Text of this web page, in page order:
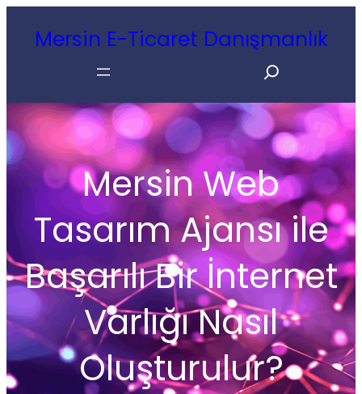
Mersin E-Ticaret Danışmanlık
Search
Mersin Web
Tasarım Ajansı ile
Başarılı Bir İnternet
Varlığı Nasıl
Oluşturulur?